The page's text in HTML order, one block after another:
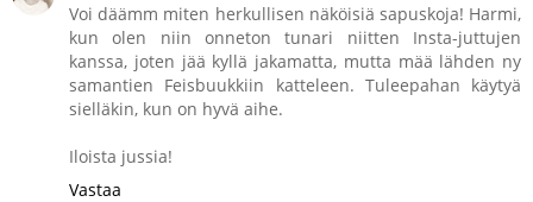
Voi däämm miten herkullisen näköisiä sapuskoja! Harmi,
kun olen niin onneton tunari niitten Insta-juttujen
kanssa, joten jää kyllä jakamatta, mutta mää lähden ny
samantien Feisbuukkiin katteleen. Tuleepahan käytyä
sielläkin, kun on hyvä aihe.
Iloista jussia!
Vastaa